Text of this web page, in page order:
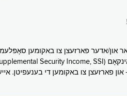
און פארזעצן צו באקומען די בענעפיטן.